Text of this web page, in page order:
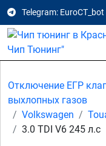
Telegram: EuroCT_bot
Отключение ЕГР
выхлопных газов
Volkswagen
3.0 TDI V6 245 л.с